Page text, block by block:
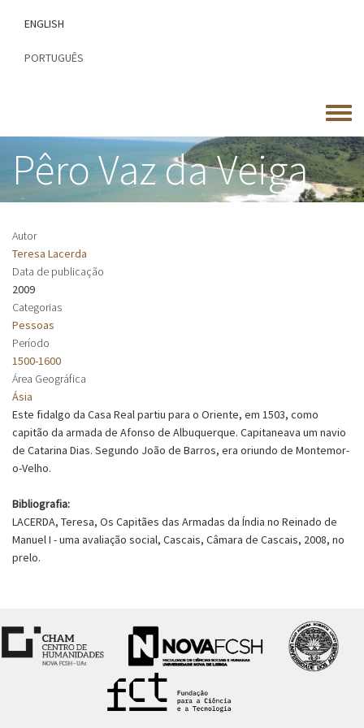
conteúdo
ENGLISH
PORTUGUÊS
Toggle
menu
Pêro Vaz da Veiga
Autor
Teresa Lacerda
Data de publicação
2009
Categorias
Pessoas
Período
1500-1600
Área Geográfica
Ásia
Este fidalgo da Casa Real partiu para o Oriente, em 1503, como
capitão da armada de Afonso de Albuquerque. Capitaneava um navio
de Catarina Dias. Segundo João de Barros, era oriundo de Montemor-
o-Velho.
Bibliografia:
LACERDA, Teresa, Os Capitães das Armadas da Índia no Reinado de
Manuel I - uma avaliação social, Cascais, Câmara de Cascais, 2008, no
prelo.